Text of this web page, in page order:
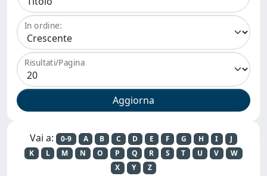
In ordine:
Risultati/Pagina
Vai a: 0-9 A B C D E F G H I
J
K
L M N O P Q R S T U V
W
X
Y Z